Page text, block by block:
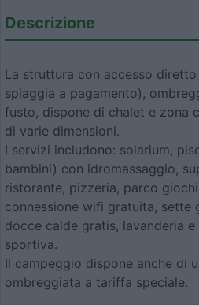
Descrizione
La struttura con accesso
spiaggia a pagamento),
fusto, dispone di chalet e zona
di varie dimensioni.
I servizi includono: solarium,
bambini) con idromassaggio,
ristorante, pizzeria, parco
connessione wifi gratuita, sette
docce calde gratis, lavanderia
sportiva.
Il campeggio dispone anche di
ombreggiata a tariffa speciale.